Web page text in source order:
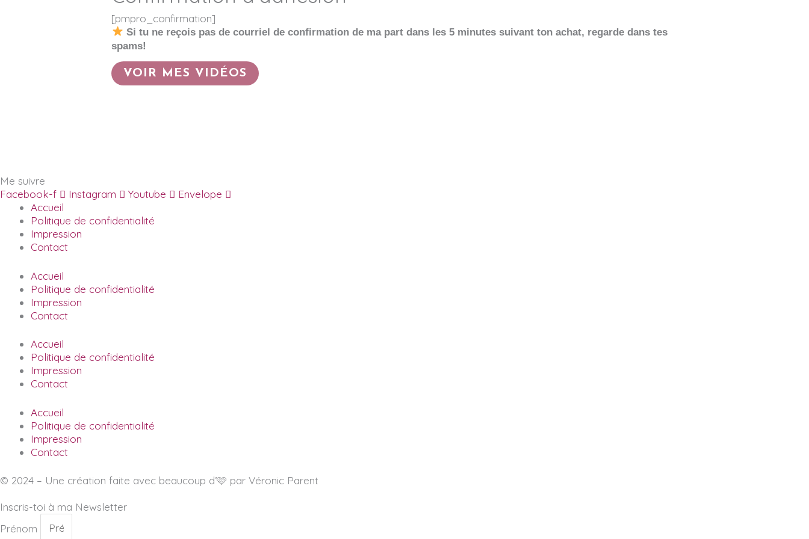
[pmpro_confirmation]
Si tu ne reçois pas de courriel de confirmation de ma part dans les 5 minutes suivant ton achat, regarde dans tes
spams!
VOIR MES VIDÉOS
Me suivre
Facebook-f
Instagram Youtube
Envelope
Accueil
Politique de confidentialité
Impression
Contact
Accueil
Politique de confidentialité
Impression
Contact
Accueil
Politique de confidentialité
Impression
Contact
Accueil
Politique de confidentialité
Impression
Contact
© 2024 – Une création faite avec beaucoup d’🩷 par Véronic Parent
Inscris-toi à ma Newsletter
Prénom